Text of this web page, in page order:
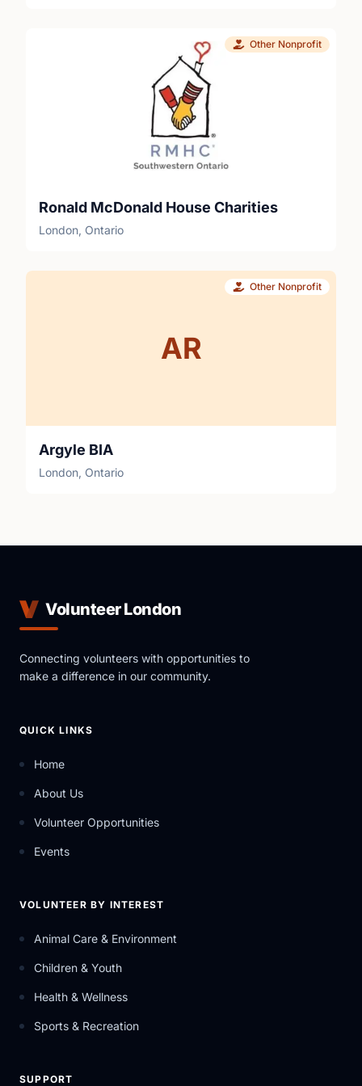
d’autres appels virtuels et webinaires dirigés
par les employées de Résultats. Vous êtes
prêt.e à apprendre ce que signifie faire du
plaidoyer, en apprendre plus sur les causes et
solutions à l’extrême pauvreté, puis vous vous
engagez à passer à l’action à chaque mois?
Joignez-vous à nous! Inscrivez-vous en tant
que bénévole aujourd'hui!
Other Nonprofit
Ronald McDonald House Charities
London, Ontario
AR
Other Nonprofit
Argyle BIA
London, Ontario
Volunteer London
Connecting volunteers with opportunities to
make a difference in our community.
QUICK LINKS
Home
About Us
Volunteer Opportunities
Events
VOLUNTEER BY INTEREST
Animal Care & Environment
Children & Youth
Health & Wellness
Sports & Recreation
SUPPORT